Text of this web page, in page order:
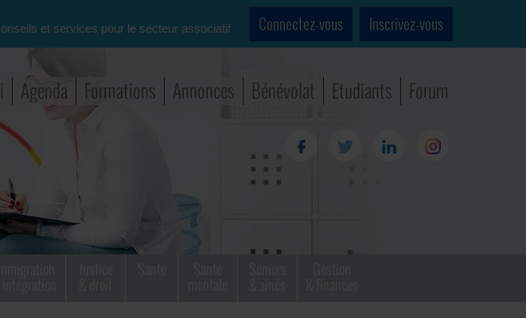
et services pour le secteur associatif Connectez-vous Inscrivez-vous
Agenda Formations Annonces Bénévolat Etudiants Forum